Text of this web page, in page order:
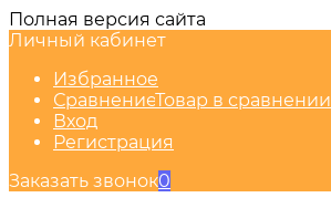
Полная версия сайта
Личный кабинет
Избранное
СравнениеТовар в сравнении
Вход
Регистрация
Заказать звонок0